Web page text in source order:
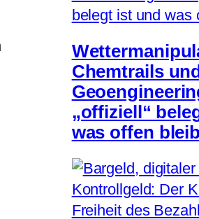
Chemtrails
„offiziell“
was offen